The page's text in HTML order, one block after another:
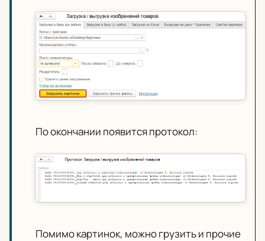
По окончании появится протокол:
Помимо картинок, можно грузить и прочие